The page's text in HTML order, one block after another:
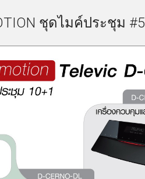
ชุดไมค์ประชุม #5